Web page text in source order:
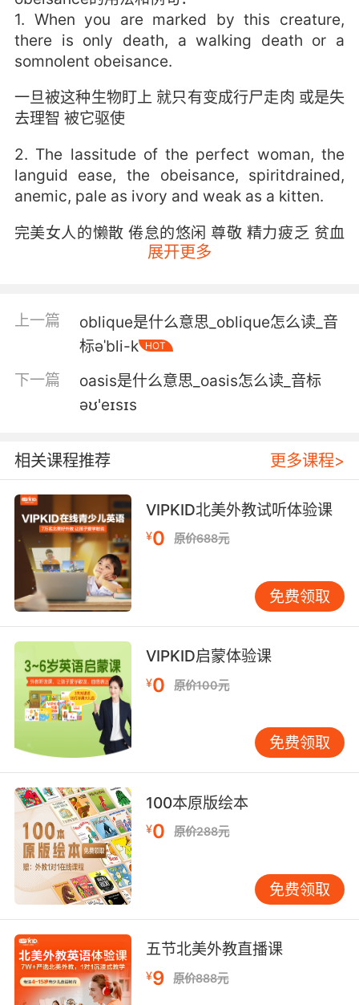
1. When you are marked by this creature,
there is only death, a walking death or a
somnolent obeisance.
一旦被这种生物盯上 就只有变成行尸走肉 或是失
去理智 被它驱使
2. The lassitude of the perfect woman, the
languid ease, the obeisance, spiritdrained,
anemic, pale as ivory and weak as a kitten.
完美女人的懒散 倦怠的悠闲 尊敬 精力疲乏 贫血
象牙般苍白 猫儿一样脆弱
展开更多
上一篇
oblique是什么意思_oblique怎么读_音
标əˈbli-k
HOT
下一篇
oasis是什么意思_oasis怎么读_音标
əʊ'eɪsɪs
相关课程推荐 更多课程>
VIPKID北美外教试听体验课
¥0 原价688元
免费领取
VIPKID启蒙体验课
¥0 原价100元
免费领取
100本原版绘本
¥0 原价288元
免费领取
五节北美外教直播课
¥9 原价888元